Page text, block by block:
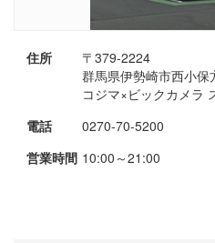
住所
〒379-2224
群馬県伊勢崎市西小
コジマ×ビックカメラ
電話
0270-70-5200
営業時間 10:00～21:00